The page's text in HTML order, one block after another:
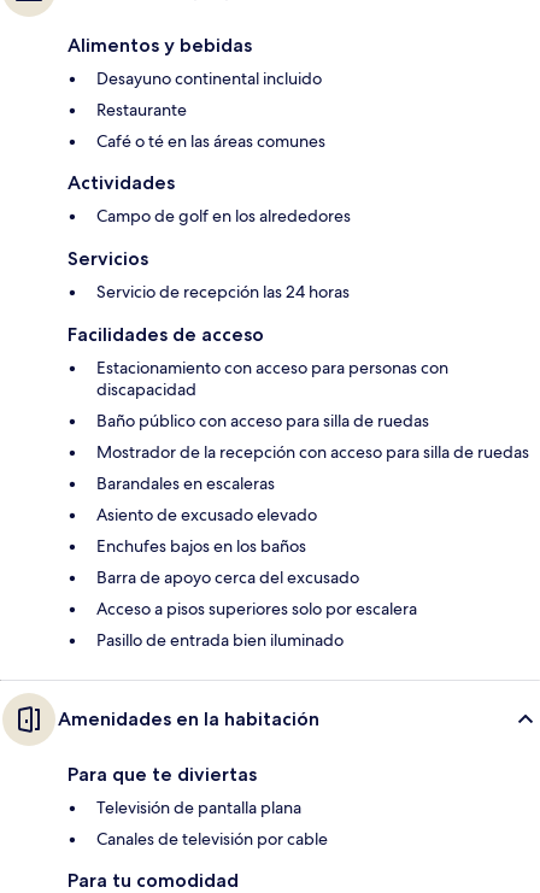
Alimentos y bebidas
Desayuno continental incluido
Restaurante
Café o té en las áreas comunes
Actividades
Campo de golf en los alrededores
Servicios
Servicio de recepción las 24 horas
Facilidades de acceso
Estacionamiento con acceso para personas con
discapacidad
Baño público con acceso para silla de ruedas
Mostrador de la recepción con acceso para silla de ruedas
Barandales en escaleras
Asiento de excusado elevado
Enchufes bajos en los baños
Barra de apoyo cerca del excusado
Acceso a pisos superiores solo por escalera
Pasillo de entrada bien iluminado
Amenidades en la habitación
Para que te diviertas
Televisión de pantalla plana
Canales de televisión por cable
Para tu comodidad